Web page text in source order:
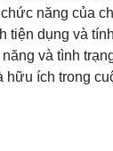
năng của
tiện dụng và
và tình
hữu ích trong